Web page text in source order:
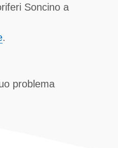
Soncino a
.
problema